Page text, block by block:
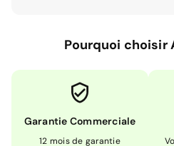
Pourquoi choisir
Garantie Commerciale
12 mois de garantie